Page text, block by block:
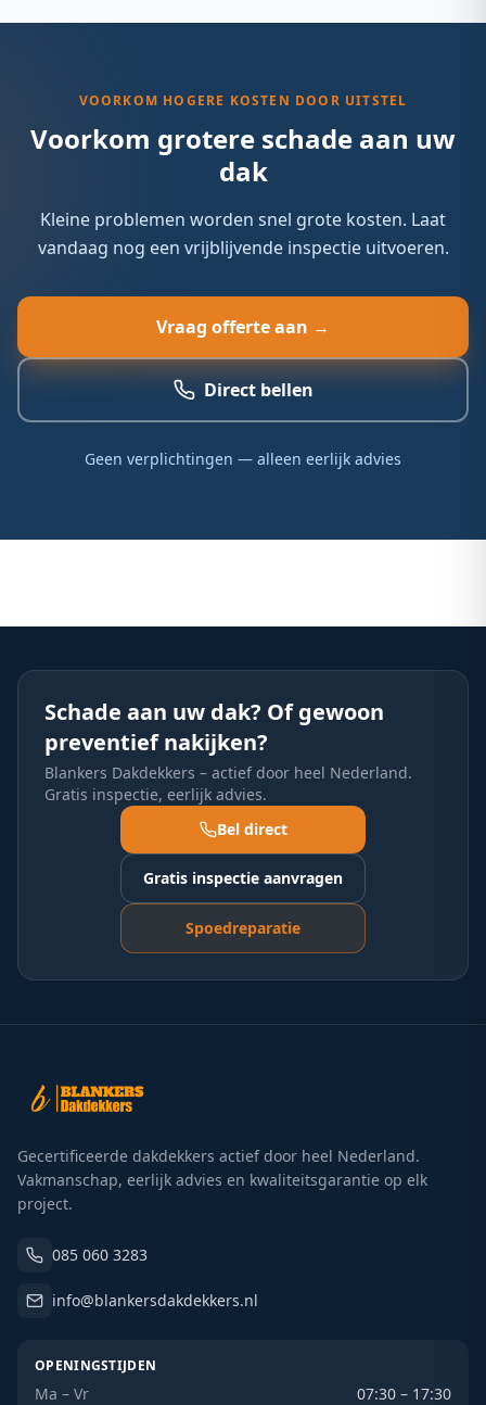
VOORKOM HOGERE KOSTEN DOOR UITSTEL
Voorkom grotere schade aan uw
dak
Kleine problemen worden snel grote kosten. Laat
vandaag nog een vrijblijvende inspectie uitvoeren.
Vraag offerte aan →
Direct bellen
Geen verplichtingen — alleen eerlijk advies
Schade aan uw dak? Of gewoon
preventief nakijken?
Blankers Dakdekkers – actief door heel Nederland.
Gratis inspectie, eerlijk advies.
Bel direct
Gratis inspectie aanvragen
Spoedreparatie
Gecertificeerde dakdekkers actief door heel Nederland.
Vakmanschap, eerlijk advies en kwaliteitsgarantie op elk
project.
085 060 3283
info@blankersdakdekkers.nl
OPENINGSTIJDEN
Ma – Vr
07:30 – 17:30